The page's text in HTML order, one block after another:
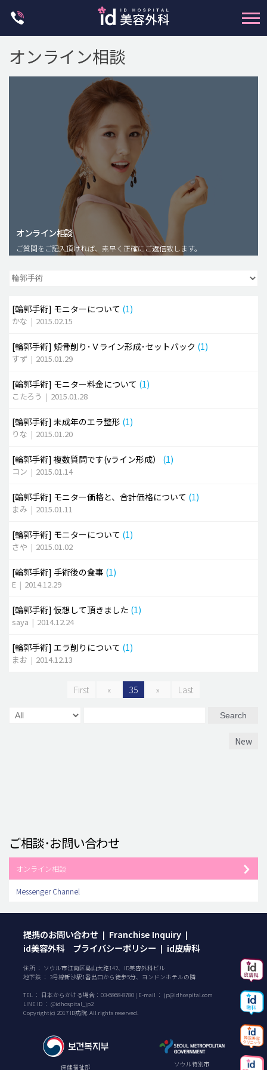
脂肪注入(アンチエイジング)
豊胸手術・バストアップ
メンズ整形
idリアルストーリー
idニュース
安全整形
ご相談のお問い合わせ
オンライン相談
オンライン相談
ご質問をご記入頂ければ、素早く正確にご返信致します。
[輪郭手術] モニターについて (1)
かな | 2015.02.15
[輪郭手術] 頬骨削り･Ｖライン形成･セットバック (1)
すず | 2015.01.29
[輪郭手術] モニター料金について (1)
こたろう | 2015.01.28
[輪郭手術] 未成年のエラ整形 (1)
りな | 2015.01.20
[輪郭手術] 複数質問です(vライン形成） (1)
コン | 2015.01.14
[輪郭手術] モニター価格と、合計価格について (1)
まみ | 2015.01.11
[輪郭手術] モニターについて (1)
さや | 2015.01.02
[輪郭手術] 手術後の食事 (1)
E | 2014.12.29
[輪郭手術] 仮想して頂きました (1)
saya | 2014.12.24
[輪郭手術] エラ削りについて (1)
まお | 2014.12.13
First « 35 » Last
Search
New
ご相談･お問い合わせ
オンライン相談
Messenger Channel
提携のお問い合わせ | Franchise Inquiry |
id美容外科 プライバシーポリシー | id皮膚科
住所 ： ソウル市江南区島山大路142、ID美容外科ビル
地下鉄 ： 3号線新沙駅1番出口から徒歩5分、ヨンドンホテルの隣
TEL ： 日本からかける場合： 03-6868-8780 | E-mail ： jp@idhospital.com
LINE ID ： @idhospital_jp2
Copyright(c) 2017 ID病院. All rights reserved.
保健福祉部 ソウル特別市